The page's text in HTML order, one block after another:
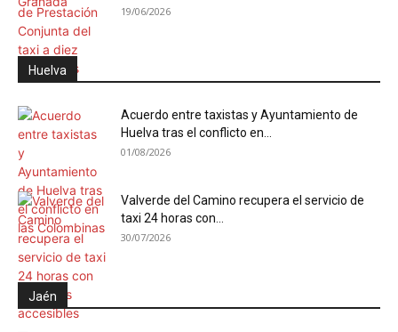
19/06/2026
Huelva
Acuerdo entre taxistas y Ayuntamiento de
Huelva tras el conflicto en...
01/08/2026
Valverde del Camino recupera el servicio de
taxi 24 horas con...
30/07/2026
Jaén